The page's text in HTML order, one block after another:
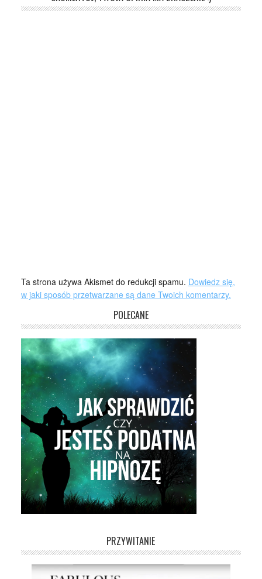
Ta strona używa Akismet do redukcji spamu. Dowiedz się,
w jaki sposób przetwarzane są dane Twoich komentarzy.
POLECANE
PRZYWITANIE